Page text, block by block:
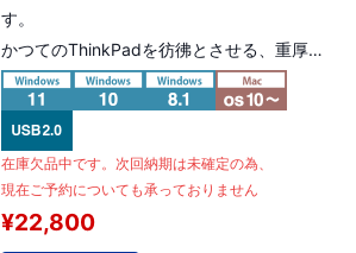
す。
かつてのThinkPadを彷彿とさせる、重厚な
デザイン！7段配置のキーボード。
TrackPoint搭載 日本語JIS配列。CHERRY
MX 茶軸モデル
在庫欠品中です。次回納期は未確定の為、
現在ご予約についても承っておりません
¥22,800